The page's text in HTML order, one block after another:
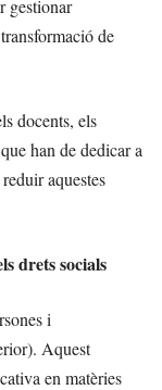
gestionar
de
docents, els
han de dedicar a
aquestes
drets socials
i
Aquest
en matèries